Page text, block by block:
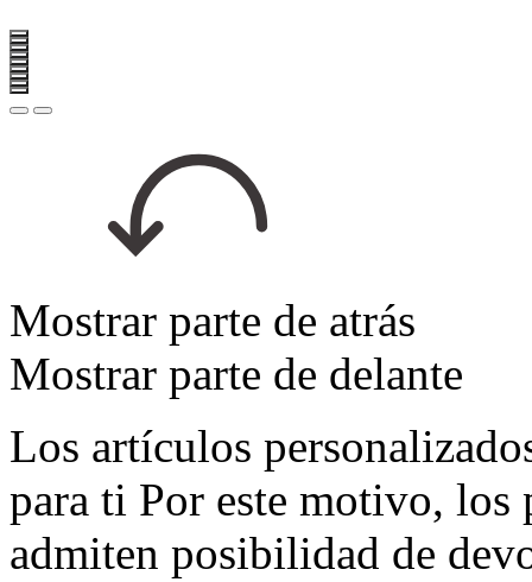
Mostrar parte de atrás
Mostrar parte de delante
Los artículos
para ti Por este motivo, los
admiten posibilidad de